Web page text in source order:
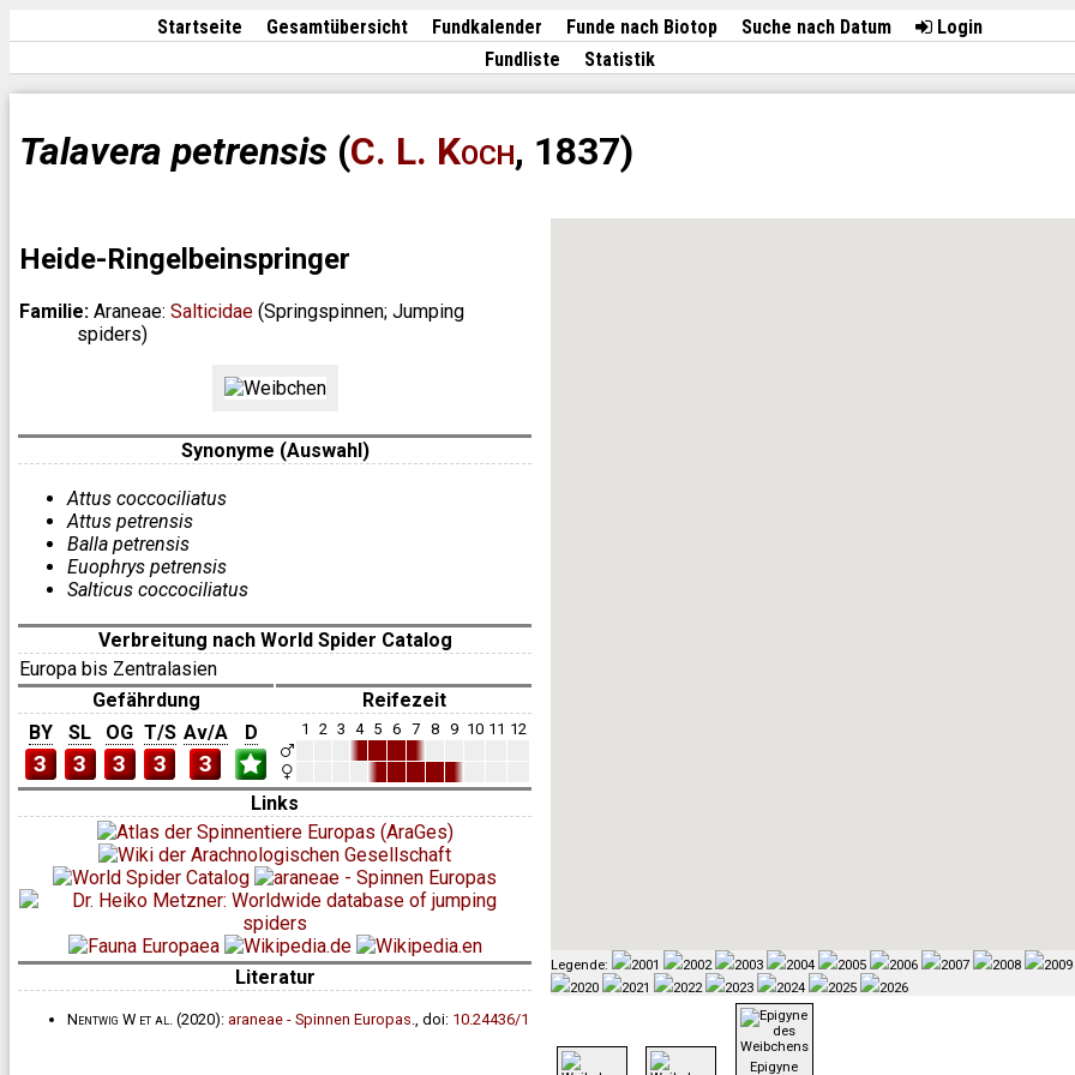
Startseite Gesamtübersicht Fundkalender Funde nach Biotop Suche nach Datum
Login
Fundliste
Statistik
Talavera petrensis (C. L. Koch, 1837)
Heide-Ringelbeinspringer
Familie: Araneae: Salticidae (Springspinnen; Jumping
spiders)
Synonyme (Auswahl)
Attus coccociliatus
Attus petrensis
Balla petrensis
Euophrys petrensis
Salticus coccociliatus
Verbreitung nach World Spider Catalog
Europa bis Zentralasien
Gefährdung
Reifezeit
BY
SL OG T/S Av/A D
3 3 3 3 3
1 2 3 4 5 6 7 8 9 10 11 12
Links
Literatur
Nentwig W et al. (2020): araneae - Spinnen Europas., doi: 10.24436/1
Legende: 2001 2002 2003 2004 2005 2006 2007 2008 2009
2020
2021 2022 2023 2024 2025 2026
Epigyne